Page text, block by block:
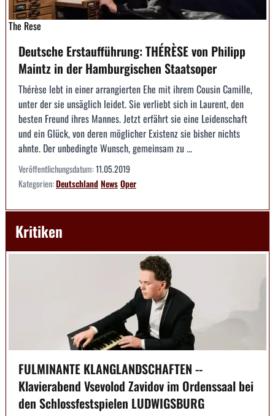
The Rese
Deutsche Erstaufführung: THÉRÈSE von Philipp
Maintz in der Hamburgischen Staatsoper
Thérèse lebt in einer arrangierten Ehe mit ihrem Cousin Camille,
unter der sie unsäglich leidet. Sie verliebt sich in Laurent, den
besten Freund ihres Mannes. Jetzt erfährt sie eine Leidenschaft
und ein Glück, von deren möglicher Existenz sie bisher nichts
ahnte. Der unbedingte Wunsch, gemeinsam zu ...
Veröffentlichungsdatum:11.05.2019
Kategorien:DeutschlandNewsOper
Kritiken
FULMINANTE KLANGLANDSCHAFTEN --
Klavierabend Vsevolod Zavidov im Ordenssaal bei
den Schlossfestspielen LUDWIGSBURG